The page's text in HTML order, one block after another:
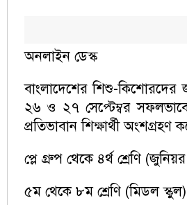
অনলাইন ডেস্ক
বাংলাদেশের শিশু-কিশোরদের
২৬ ও ২৭ সেপ্টেম্বর
প্রতিভাবান শিক্ষার্থী অংশগ্রহণ
প্লে গ্রুপ থেকে ৪র্থ শ্রেণি
৫ম থেকে ৮ম শ্রেণি (মিডল